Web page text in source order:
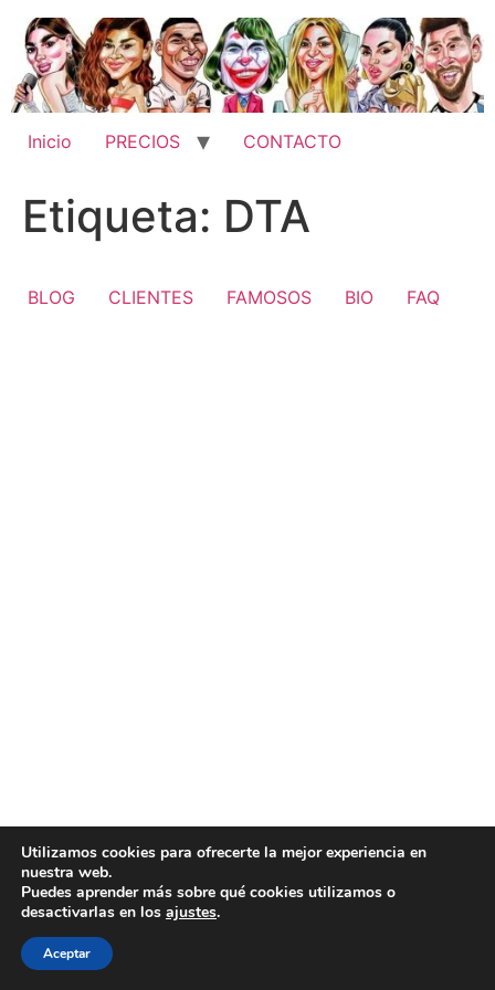
contenido
Inicio PRECIOS CONTACTO
Etiqueta: DTA
BLOG CLIENTES FAMOSOS BIO FAQ
Utilizamos cookies para ofrecerte la mejor experiencia en
nuestra web.
Puedes aprender más sobre qué cookies utilizamos o
desactivarlas en los ajustes.
Aceptar